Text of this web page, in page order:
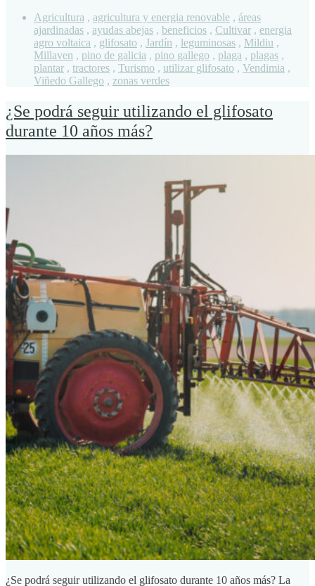
Agricultura , agricultura y energia renovable , áreas
ajardinadas , ayudas abejas , beneficios , Cultivar , energia
agro voltaica , glifosato , Jardín , leguminosas , Mildiu ,
Millaven , pino de galicia , pino gallego , plaga , plagas ,
plantar , tractores , Turismo , utilizar glifosato , Vendimia ,
Viñedo Gallego , zonas verdes
¿Se podrá seguir utilizando el glifosato
durante 10 años más?
¿Se podrá seguir utilizando el glifosato durante 10 años más? La